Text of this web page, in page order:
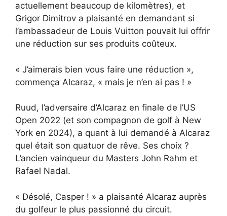
actuellement beaucoup de kilomètres), et
Grigor Dimitrov a plaisanté en demandant si
l’ambassadeur de Louis Vuitton pouvait lui offrir
une réduction sur ses produits coûteux.
« J’aimerais bien vous faire une réduction »,
commença Alcaraz, « mais je n’en ai pas ! »
Ruud, l’adversaire d’Alcaraz en finale de l’US
Open 2022 (et son compagnon de golf à New
York en 2024), a quant à lui demandé à Alcaraz
quel était son quatuor de rêve. Ses choix ?
L’ancien vainqueur du Masters John Rahm et
Rafael Nadal.
« Désolé, Casper ! » a plaisanté Alcaraz auprès
du golfeur le plus passionné du circuit.